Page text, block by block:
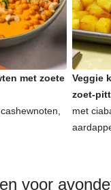
met zoete
Veggie
zoet-
met
voor